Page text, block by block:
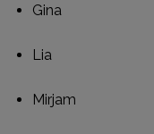
Gina
Lia
Mirjam